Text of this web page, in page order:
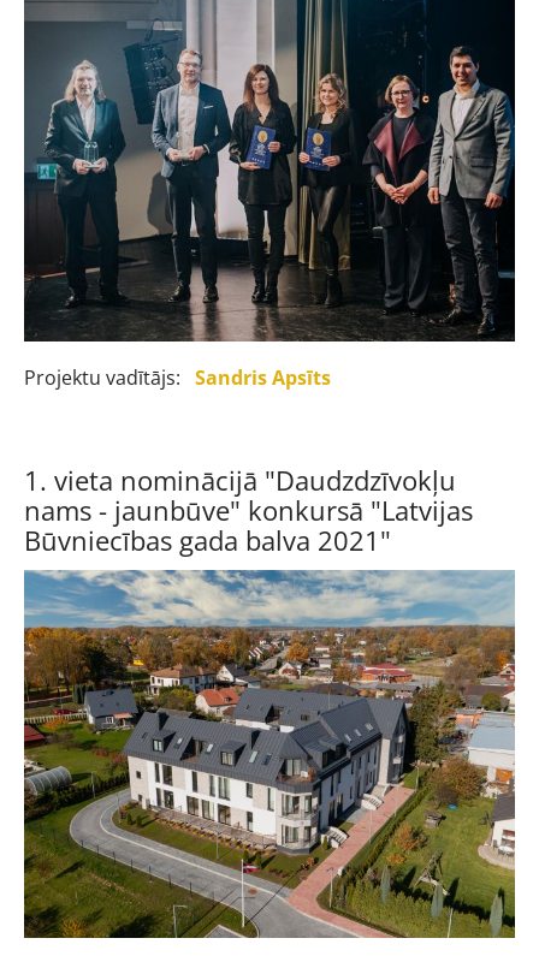
Projektu vadītājs: Sandris Apsīts
1. vieta nominācijā "Daudzdzīvokļu
nams - jaunbūve" konkursā "Latvijas
Būvniecības gada balva 2021"